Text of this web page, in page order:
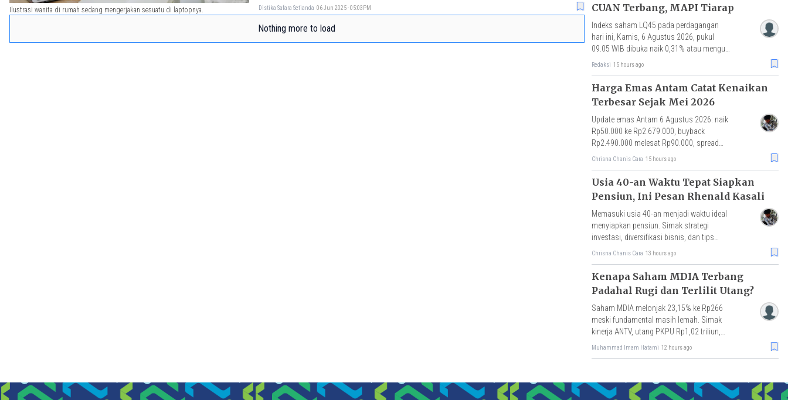
Distika Safara Setianda 06 Jun 2025 - 05:03PM
Ilustrasi wanita di rumah sedang mengerjakan sesuatu di laptopnya.
Nothing more to load
CUAN Terbang, MAPI Tiarap
Indeks saham LQ45 pada perdagangan
hari ini, Kamis, 6 Agustus 2026, pukul
09.05 WIB dibuka naik 0,31% atau menguat
2 poin ke level 635,97.
Redaksi 15 hours ago
Harga Emas Antam Catat Kenaikan
Terbesar Sejak Mei 2026
Update emas Antam 6 Agustus 2026: naik
Rp50.000 ke Rp2.679.000, buyback
Rp2.490.000 melesat Rp90.000, spread
Rp189.000 tersempit sejak awal April 2026.
Chrisna Chanis Cara 15 hours ago
Usia 40-an Waktu Tepat Siapkan
Pensiun, Ini Pesan Rhenald Kasali
Memasuki usia 40-an menjadi waktu ideal
menyiapkan pensiun. Simak strategi
investasi, diversifikasi bisnis, dan tips
Rhenald Kasali agar tetap produktif di hari
Chrisna Chanis Cara 13 hours ago
Kenapa Saham MDIA Terbang
Padahal Rugi dan Terlilit Utang?
Saham MDIA melonjak 23,15% ke Rp266
meski fundamental masih lemah. Simak
kinerja ANTV, utang PKPU Rp1,02 triliun,
hingga status UMA dari BEI.
Muhammad Imam Hatami 12 hours ago